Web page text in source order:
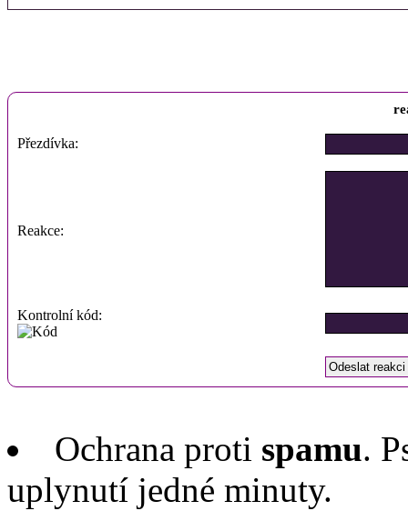
Přezdívka:
Reakce:
Kontrolní kód:
Ochrana proti spamu.
uplynutí jedné minuty.